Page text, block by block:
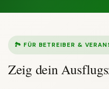
🏞 FÜR BETREIBER &
Zeig dein